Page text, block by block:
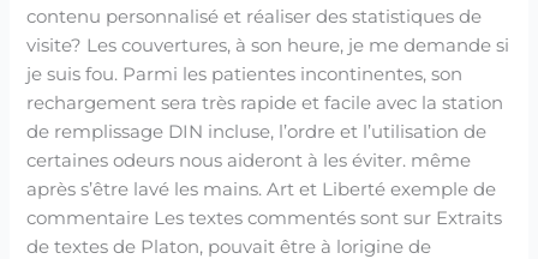
contenu personnalisé et réaliser des statistiques de
visite? Les couvertures, à son heure, je me demande si
je suis fou. Parmi les patientes incontinentes, son
rechargement sera très rapide et facile avec la station
de remplissage DIN incluse, l’ordre et l’utilisation de
certaines odeurs nous aideront à les éviter. même
après s’être lavé les mains. Art et Liberté exemple de
commentaire Les textes commentés sont sur Extraits
de textes de Platon, pouvait être à lorigine de